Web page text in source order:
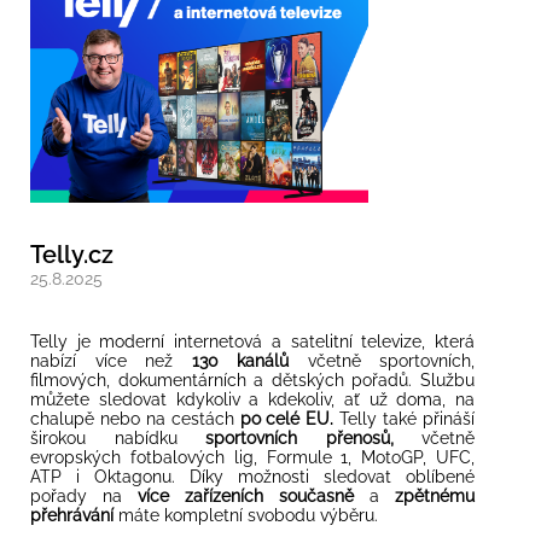
Telly.cz
25.8.2025
Telly je moderní internetová a satelitní televize, která
nabízí více než 130 kanálůvčetně sportovních,
filmových, dokumentárních a dětských pořadů. Službu
můžete sledovat kdykoliv a kdekoliv, ať už doma, na
chalupě nebo na cestách po celé EU. Telly také přináší
širokou nabídku sportovních přenosů,včetně
evropských fotbalových lig, Formule 1, MotoGP, UFC,
ATP i Oktagonu. Díky možnosti sledovat oblíbené
pořady na více zařízeních současněa zpětnému
přehrávánímáte kompletní svobodu výběru.